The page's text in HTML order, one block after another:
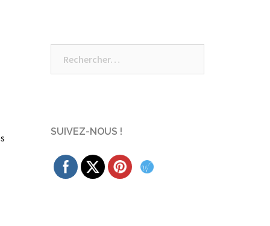
SUIVEZ-NOUS !